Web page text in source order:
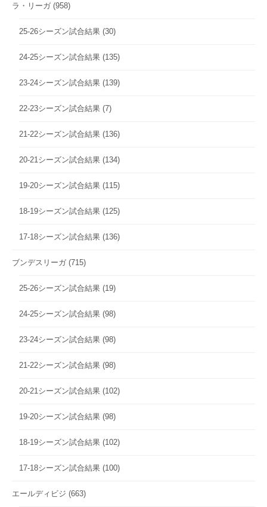
ラ・リーガ (958)
25-26シーズン試合結果 (30)
24-25シーズン試合結果 (135)
23-24シーズン試合結果 (139)
22-23シーズン試合結果 (7)
21-22シーズン試合結果 (136)
20-21シーズン試合結果 (134)
19-20シーズン試合結果 (115)
18-19シーズン試合結果 (125)
17-18シーズン試合結果 (136)
ブンデスリーガ (715)
25-26シーズン試合結果 (19)
24-25シーズン試合結果 (98)
23-24シーズン試合結果 (98)
21-22シーズン試合結果 (98)
20-21シーズン試合結果 (102)
19-20シーズン試合結果 (98)
18-19シーズン試合結果 (102)
17-18シーズン試合結果 (100)
エールディビジ (663)